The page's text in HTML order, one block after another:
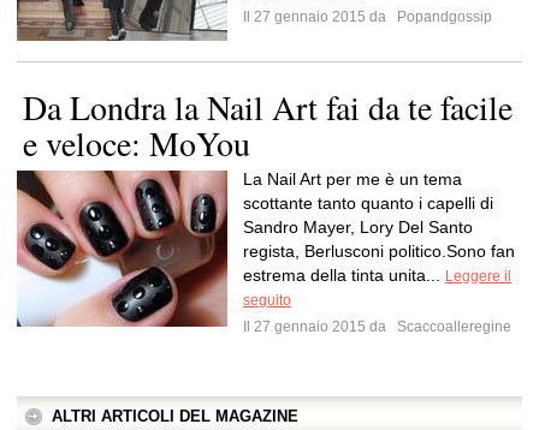
Il 27 gennaio 2015 da
Popandgossip
Da Londra la Nail Art fai da te facile
e veloce: MoYou
La Nail Art per me è un tema
scottante tanto quanto i capelli di
Sandro Mayer, Lory Del Santo
regista, Berlusconi politico.Sono fan
estrema della tinta unita...
Leggere il
seguito
Il 27 gennaio 2015 da
Scaccoalleregine
ALTRI ARTICOLI DEL MAGAZINE